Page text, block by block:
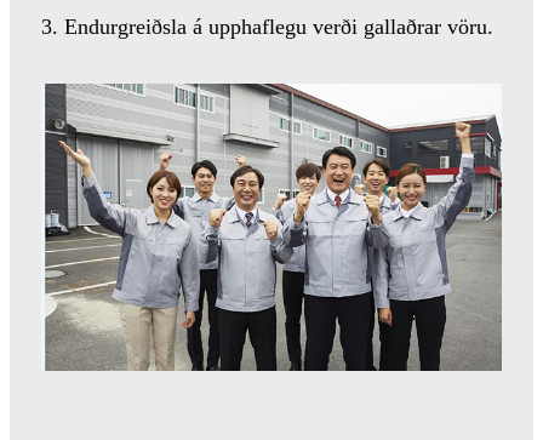
3. Endurgreiðsla á upphaflegu verði gallaðrar vöru.